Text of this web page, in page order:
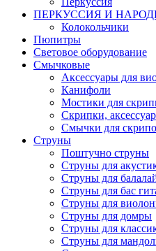
ПЕРКУССИЯ И
Колокольчики
Пюпитры
Световое оборудование
Смычковые
Аксессуары для
Канифоли
Мостики для
Скрипки,
Смычки для
Струны
Поштучно струны
Струны для
Струны для
Струны для бас
Струны для
Струны для домры
Струны для
Струны для